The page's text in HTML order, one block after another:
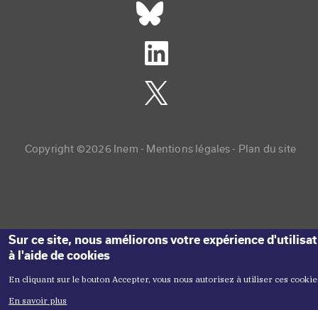
Réseaux sociaux footer
Copyright ©2026 Inem - Copyright menu
Mentions légales Plan du site
Sur ce site, nous améliorons votre expérience
à l'aide de cookies
En cliquant sur le bouton Accepter, vous nous autorisez à utiliser ces
En savoir plus